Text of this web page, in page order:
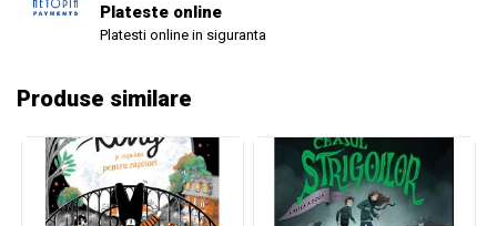
Plateste online
Platesti online in siguranta
Produse similare